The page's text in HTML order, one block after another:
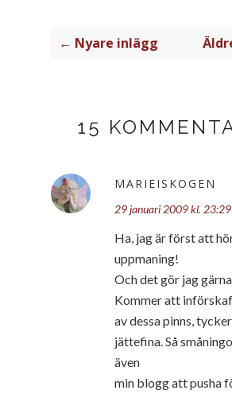
← Nyare inlägg
15
MARIEISKOGEN
29 januari 2009 kl. 23:29
Ha, jag är först att
uppmaning!
Och det gör jag
Kommer att
av dessa pinns,
jättefina. Så
även
min blogg att pusha